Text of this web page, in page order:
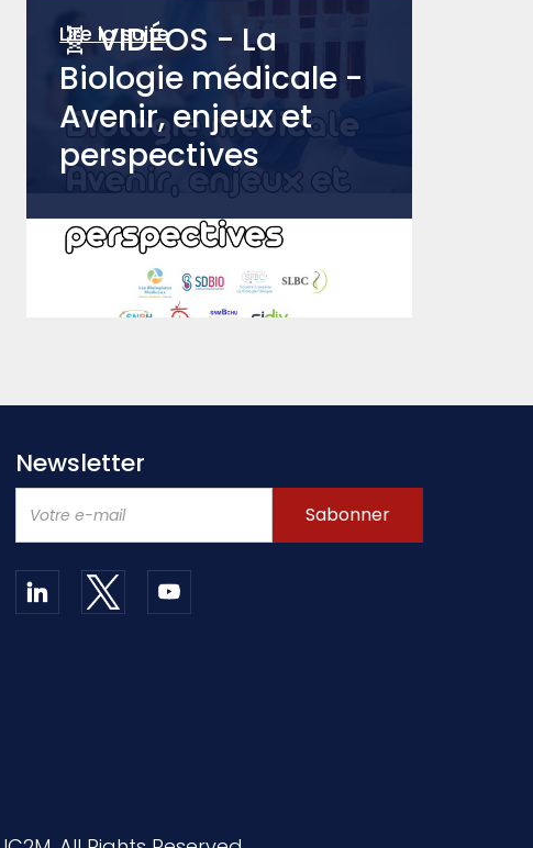
🧬 VIDÉOS - La
Biologie médicale -
Avenir, enjeux et
perspectives
Lire la suite
Newsletter